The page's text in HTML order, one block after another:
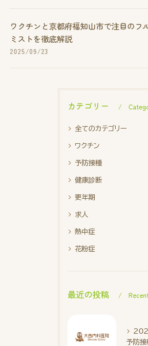
ワクチンと京都府福知山市で注目のフ
ミストを徹底解説
2025/09/23
カテゴリー
全てのカテゴリー
ワクチン
予防接種
健康診断
更年期
求人
熱中症
花粉症
最近の投稿